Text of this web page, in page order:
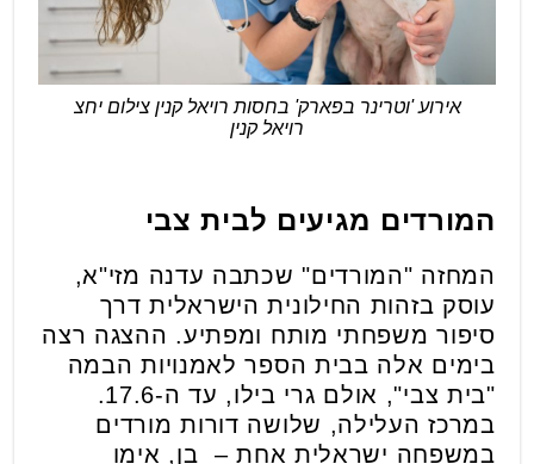
אירוע 'וטרינר בפארק' בחסות רויאל קנין צילום יחצ
רויאל קנין
המורדים מגיעים לבית צבי
המחזה "המורדים" שכתבה עדנה מזי"א,
עוסק בזהות החילונית הישראלית דרך
סיפור משפחתי מותח ומפתיע. ההצגה רצה
בימים אלה בבית הספר לאמנויות הבמה
"בית צבי", אולם גרי בילו, עד ה-17.6.
במרכז העלילה, שלושה דורות מורדים
במשפחה ישראלית אחת – בן, אימו